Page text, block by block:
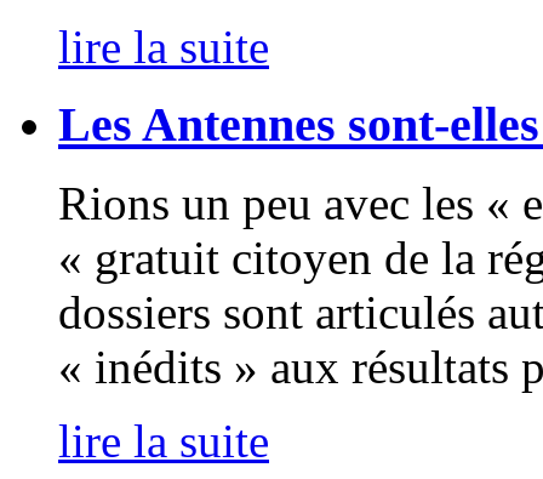
lire la suite
Les Antennes sont-
Rions un peu avec les «
« gratuit citoyen de la
dossiers sont articulés
« inédits » aux résultats
lire la suite